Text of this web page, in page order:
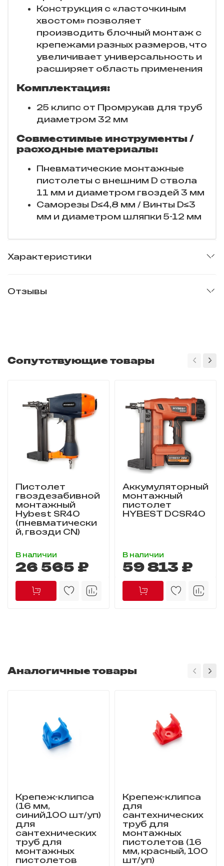
Конструкция с «ласточкиным
хвостом» позволяет
производить блочный монтаж с
крепежами разных размеров, что
увеличивает универсальность и
расширяет область применения
Комплектация:
25 клипс от Промрукав для труб
диаметром 32 мм
Совместимые инструменты /
расходные материалы:
Пневматические монтажные
пистолеты с внешним D ствола
11 мм и диаметром гвоздей 3 мм
Саморезы D≤4,8 мм / Винты D≤3
мм и диаметром шляпки 5-12 мм
Характеристики
Отзывы
Сопутствующие товары
Пистолет
гвоздезабивной
монтажный
Hybest SR40
(пневматически
й, гвозди CN)
В наличии
26 565 ₽
Аккумуляторный
монтажный
пистолет
HYBEST DCSR40
В наличии
59 813 ₽
Аналогичные товары
Крепеж-клипса
(16 мм,
синий,100 шт/уп)
для
сантехнических
труб для
монтажных
пистолетов
Крепеж-клипса
для
сантехнических
труб для
монтажных
пистолетов (16
мм, красный, 100
шт/уп)